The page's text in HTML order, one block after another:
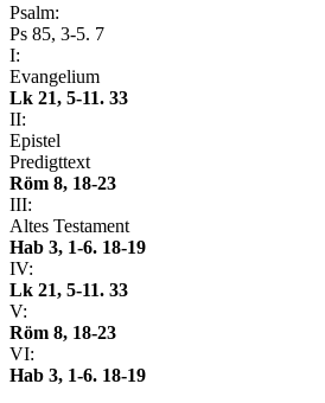
Psalm:
Ps 85, 3-5. 7
I:
Evangelium
Lk 21, 5-11. 33
II:
Epistel
Predigttext
Röm 8, 18-23
III:
Altes Testament
Hab 3, 1-6. 18-19
IV:
Lk 21, 5-11. 33
V:
Röm 8, 18-23
VI:
Hab 3, 1-6. 18-19